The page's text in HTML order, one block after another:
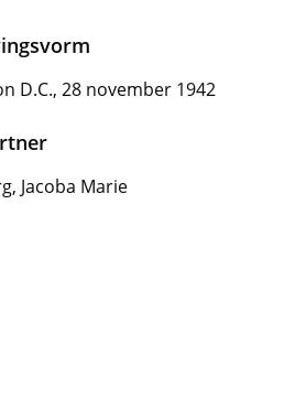
D.C., 28 november 1942
Jacoba Marie